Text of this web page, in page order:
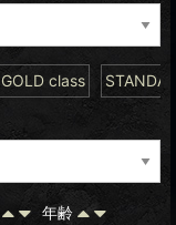
GOLD class
年齢